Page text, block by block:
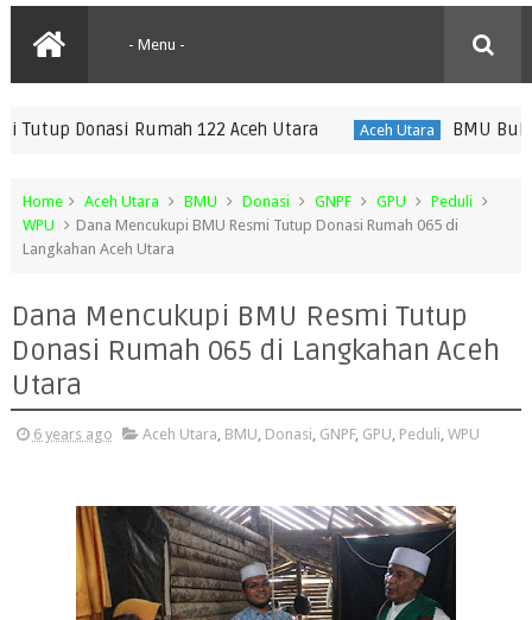
Rumah 122 Aceh Utara Aceh Utara BMU Buka
Home Aceh Utara BMU Donasi GNPF GPU
Peduli
WPU
Dana Mencukupi BMU Resmi Tutup Donasi Rumah 065 di
Langkahan Aceh Utara
Dana Mencukupi BMU Resmi Tutup
Donasi Rumah 065 di Langkahan Aceh
Utara
6 years ago Aceh Utara, BMU, Donasi, GNPF, GPU, Peduli, WPU